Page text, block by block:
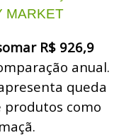
MARKET
R$ 926,9
anual.
queda
produtos como